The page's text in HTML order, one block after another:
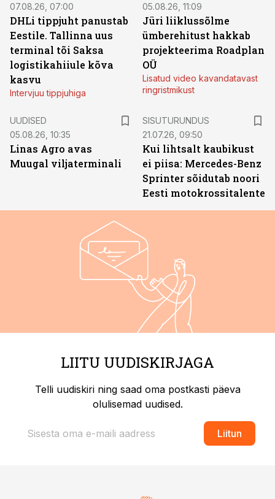
07.08.26, 07:00
DHLi tippjuht panustab
Eestile. Tallinna uus
terminal tõi Saksa
logistikahiiule kõva
kasvu
Intervjuu tippjuhiga
05.08.26, 11:09
Jüri liiklussõlme
ümberehitust hakkab
projekteerima Roadplan
OÜ
Lisatud video kavandatavast
ringristmikust
UUDISED
05.08.26, 10:35
Linas Agro avas
Muugal viljaterminali
SISUTURUNDUS
21.07.26, 09:50
Kui lihtsalt kaubikust
ei piisa: Mercedes-Benz
Sprinter sõidutab noori
Eesti motokrossitalente
LIITU UUDISKIRJAGA
Telli uudiskiri ning saad oma postkasti päeva
olulisemad uudised.
Liitun